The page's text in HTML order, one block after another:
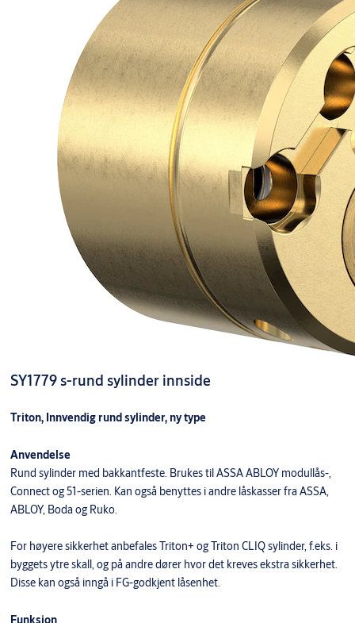
SY1779 s-rund sylinder innside
Triton, Innvendig rund sylinder, ny type
Anvendelse
Rund sylinder med bakkantfeste. Brukes til ASSA ABLOY modullås-,
Connect og 51-serien. Kan også benyttes i andre låskasser fra ASSA,
ABLOY, Boda og Ruko.
For høyere sikkerhet anbefales Triton+ og Triton CLIQ sylinder, f.eks. i
byggets ytre skall, og på andre dører hvor det kreves ekstra sikkerhet.
Disse kan også inngå i FG-godkjent låsenhet.
Funksjon